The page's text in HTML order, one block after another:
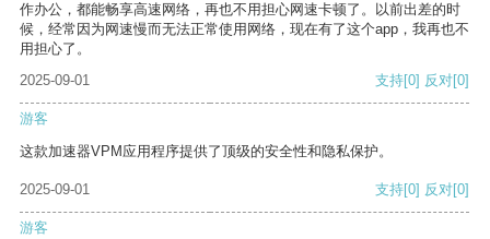
作办公，都能畅享高速网络，再也不用担心网速卡顿了。以前出差的时
候，经常因为网速慢而无法正常使用网络，现在有了这个app，我再也不
用担心了。
2025-09-01
支持[0] 反对[0]
游客
这款加速器VPM应用程序提供了顶级的安全性和隐私保护。
2025-09-01 支持[0] 反对[0]
游客